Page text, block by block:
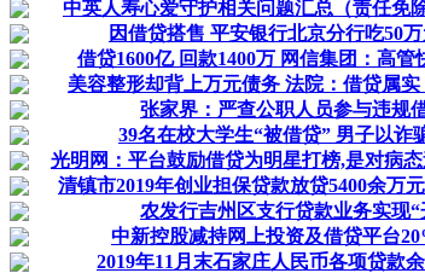
中英人寿心爱守护相关问题汇总（责任免
因借贷搭售 平安银行北京分行吃50
借贷1600亿 回款1400万 网信集团：高管
美容整形却背上万元债务 法院：借贷属
张家界：严查公职人员参与违规
39名在校大学生“被借贷” 男子以诈
光明网：平台鼓励借贷为明星打榜,是对病
清镇市2019年创业担保贷款放贷5400余万
农发行吉州区支行贷款业务实现“
中新控股减持网上投资及借贷平台
2019年11月末石家庄人民币各项贷款